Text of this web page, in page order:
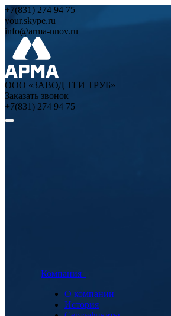
+7(831) 274 94 75
your.skype.ru
info@arma-nnov.ru
ООО «ЗАВОД ТГИ ТРУБ»
Заказать звонок
+7(831) 274 94 75
Компания
О компании
История